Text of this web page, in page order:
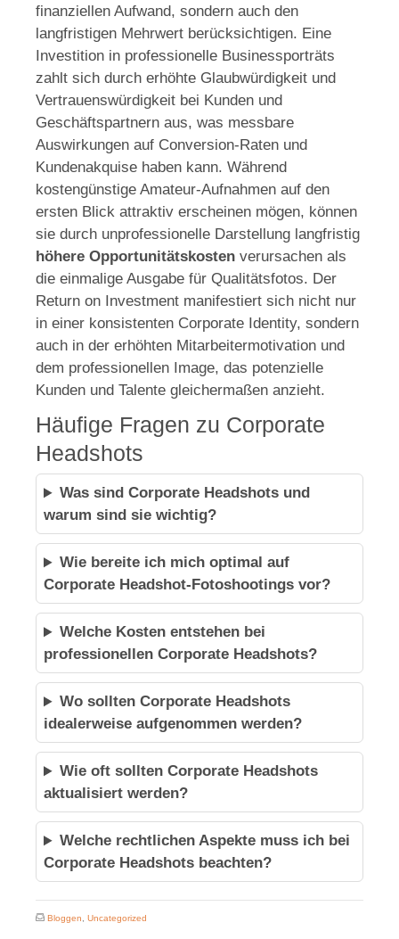
finanziellen Aufwand, sondern auch den
langfristigen Mehrwert berücksichtigen. Eine
Investition in professionelle Businessporträts
zahlt sich durch erhöhte Glaubwürdigkeit und
Vertrauenswürdigkeit bei Kunden und
Geschäftspartnern aus, was messbare
Auswirkungen auf Conversion-Raten und
Kundenakquise haben kann. Während
kostengünstige Amateur-Aufnahmen auf den
ersten Blick attraktiv erscheinen mögen, können
sie durch unprofessionelle Darstellung langfristig
höhere Opportunitätskosten verursachen als
die einmalige Ausgabe für Qualitätsfotos. Der
Return on Investment manifestiert sich nicht nur
in einer konsistenten Corporate Identity, sondern
auch in der erhöhten Mitarbeitermotivation und
dem professionellen Image, das potenzielle
Kunden und Talente gleichermaßen anzieht.
Häufige Fragen zu Corporate
Headshots
Was sind Corporate Headshots und
warum sind sie wichtig?
Wie bereite ich mich optimal auf
Corporate Headshot-Fotoshootings vor?
Welche Kosten entstehen bei
professionellen Corporate Headshots?
Wo sollten Corporate Headshots
idealerweise aufgenommen werden?
Wie oft sollten Corporate Headshots
aktualisiert werden?
Welche rechtlichen Aspekte muss ich bei
Corporate Headshots beachten?
Bloggen, Uncategorized